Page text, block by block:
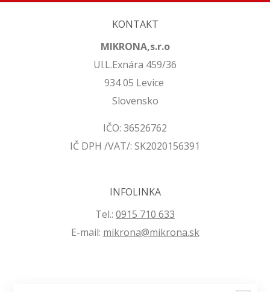
KONTAKT
MIKRONA,s.r.o
Ul.L.Exnára 459/36
934 05 Levice
Slovensko
IČO: 36526762
IČ DPH /VAT/: SK2020156391
INFOLINKA
Tel.: 0915 710 633
E-mail: mikrona@mikrona.sk